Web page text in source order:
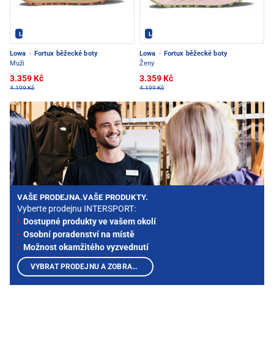
Lowa - PEC POD SNĚŽKOU
Lowa · Fortux běžecké boty
Muži
3.359 Kč
4.199 Kč
Lowa - PEC POD SNĚŽKOU
Lowa · Fortux běžecké boty
Ženy
3.359 Kč
4.199 Kč
VAŠE PRODEJNA.VAŠE PRODUKTY.
Vyberte prodejnu INTERSPORT:
Dostupné produkty ve vašem okolí
Osobní poradenství na místě
Možnost okamžitého vyzvednutí
VYBRAT PRODEJNU A ZOBRAZIT PRODUKTY